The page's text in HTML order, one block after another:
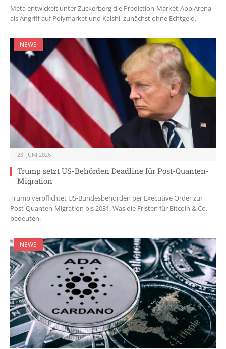
Meta entwickelt unter Zuckerberg die Prediction-Market-App Arena
als Angriff auf Polymarket und Kalshi, zunächst ohne Echtgeld.
NEWS
23. JUNI 2026
Trump setzt US-Behörden Deadline für Post-Quanten-
Migration
Trump verpflichtet US-Bundesbehörden per Executive Order zur
Post-Quanten-Migration bis 2031. Was die Fristen für Bitcoin & Co.
bedeuten.
NEWS